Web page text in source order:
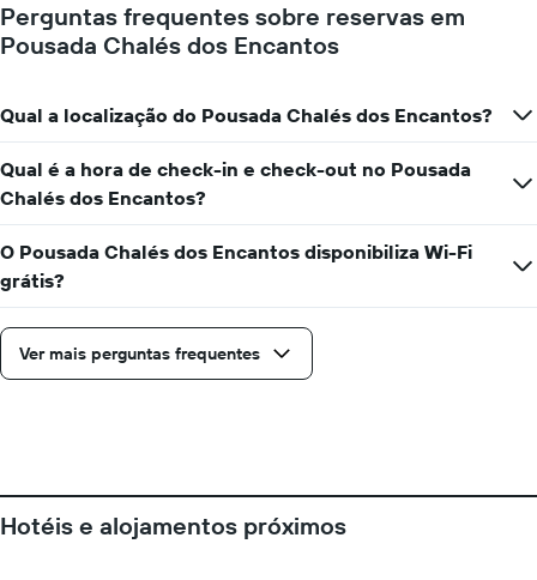
Perguntas frequentes sobre reservas em
Pousada Chalés dos Encantos
Qual a localização do Pousada Chalés dos Encantos?
Qual é a hora de check-in e check-out no Pousada
Chalés dos Encantos?
O Pousada Chalés dos Encantos disponibiliza Wi-Fi
grátis?
Ver mais perguntas frequentes
Hotéis e alojamentos próximos